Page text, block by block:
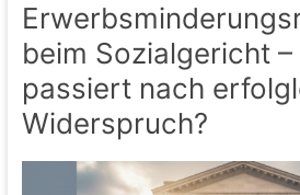
beim Sozialgericht –
passiert nach
Widerspruch?